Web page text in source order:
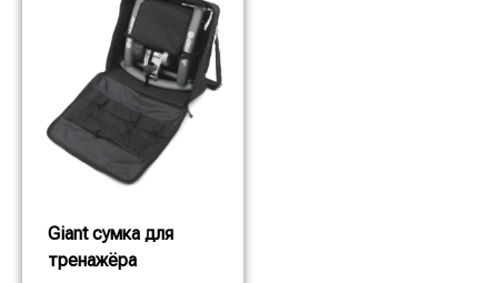
Giant сумка для
тренажёра